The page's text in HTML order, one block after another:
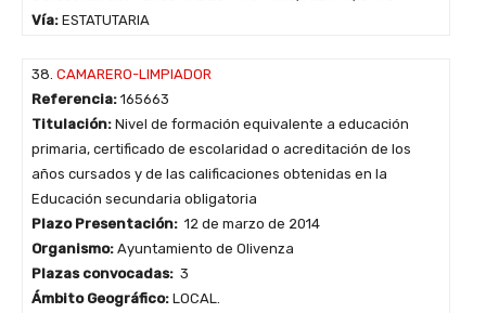
Vía: ESTATUTARIA
38. CAMARERO-LIMPIADOR
Referencia: 165663
Titulación: Nivel de formación equivalente a educación
primaria, certificado de escolaridad o acreditación de los
años cursados y de las calificaciones obtenidas en la
Educación secundaria obligatoria
Plazo Presentación: 12 de marzo de 2014
Organismo: Ayuntamiento de Olivenza
Plazas convocadas: 3
Ámbito Geográfico: LOCAL.